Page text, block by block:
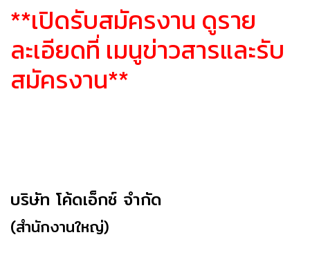
**เปิดรับสมัครงาน ดูราย
ละเอียดที่ เมนูข่าวสารและรับ
สมัครงาน**
บริษัท โค้ดเอ็กซ์ จำกัด
(สำนักงานใหญ่)